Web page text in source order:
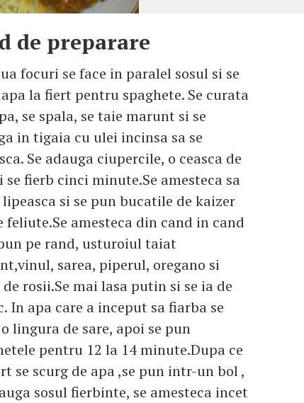
de preparare
focuri se face in paralel sosul si se
la fiert pentru spaghete. Se curata
se spala, se taie marunt si se
in tigaia cu ulei incinsa sa se
Se adauga ciupercile, o ceasca de
se fierb cinci minute.Se amesteca sa
lipeasca si se pun bucatile de kaizer
feliute.Se amesteca din cand in cand
pe rand, usturoiul taiat
sarea, piperul, oregano si
rosii.Se mai lasa putin si se ia de
In apa care a inceput sa fiarba se
lingura de sare, apoi se pun
pentru 12 la 14 minute.Dupa ce
se scurg de apa ,se pun intr-un bol ,
sosul fierbinte, se amesteca incet